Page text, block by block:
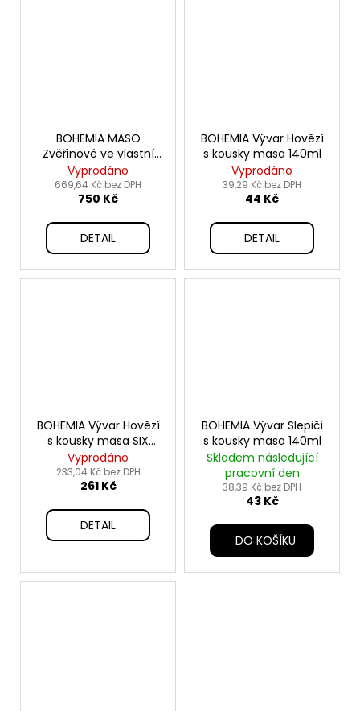
BOHEMIA MASO
Zvěřinové ve vlastní
šťávě SIX PACK6x800g
Vyprodáno
669,64 Kč bez DPH
750 Kč
DETAIL
BOHEMIA Vývar Hovězí
s kousky masa 140ml
Vyprodáno
39,29 Kč bez DPH
44 Kč
DETAIL
BOHEMIA Vývar Hovězí
s kousky masa SIX
PACK 6x140ml
Vyprodáno
233,04 Kč bez DPH
261 Kč
DETAIL
BOHEMIA Vývar Slepičí
s kousky masa 140ml
Skladem následující
pracovní den
38,39 Kč bez DPH
43 Kč
DO KOŠÍKU